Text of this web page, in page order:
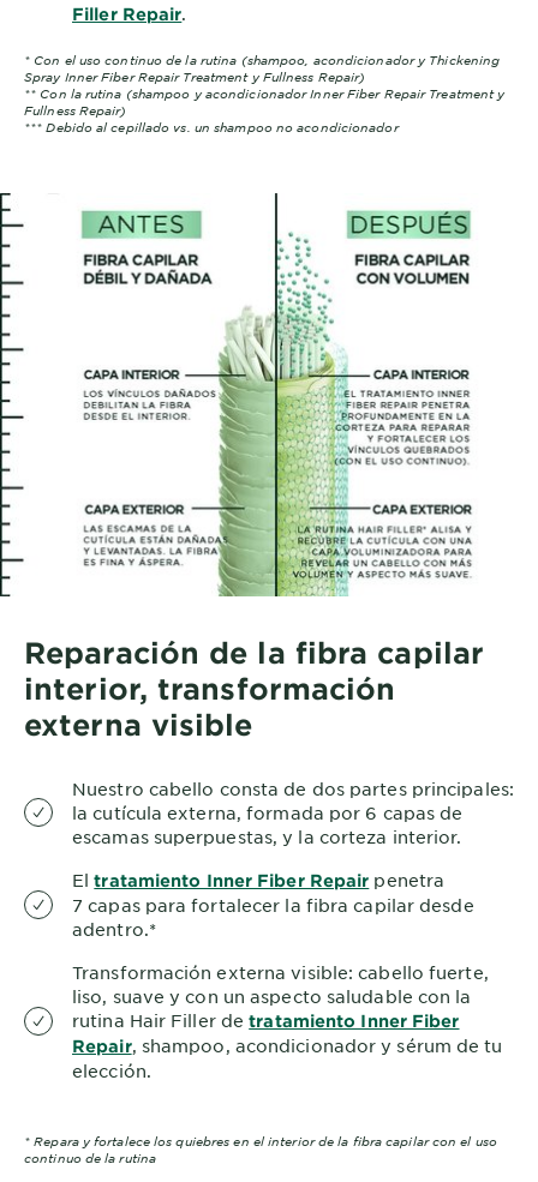
Filler Repair
* Con el uso continuo de la rutina (shampoo, acondicionador y Thickening
Spray Inner Fiber Repair Treatment y Fullness Repair)
** Con la rutina (shampoo y acondicionador Inner Fiber Repair Treatment y
Fullness Repair)
*** Debido al cepillado vs. un shampoo no acondicionador
Reparación de la fibra capilar
interior, transformación
externa visible
Nuestro cabello consta de dos partes principales:
la cutícula externa, formada por 6 capas de
escamas superpuestas, y la corteza interior.
Eltratamiento Inner Fiber Repair penetra
7 capas para fortalecer la fibra capilar desde
adentro.*
Transformación externa visible: cabello fuerte,
liso, suave y con un aspecto saludable con la
rutina Hair Filler detratamiento Inner Fiber
Repair, shampoo, acondicionador y sérum de tu
elección.
* Repara y fortalece los quiebres en el interior de la fibra capilar con el uso
continuo de la rutina